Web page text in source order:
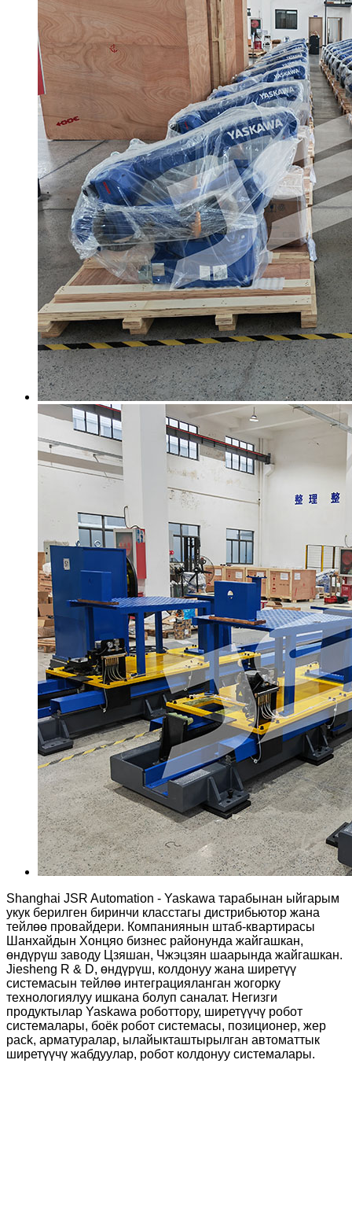
Shanghai JSR Automation - Yaskawa тарабынан ыйгарым
укук берилген биринчи класстагы дистрибьютор жана
тейлөө провайдери. Компаниянын штаб-квартирасы
Шанхайдын Хонцяо бизнес районунда жайгашкан,
өндүрүш заводу Цзяшан, Чжэцзян шаарында жайгашкан.
Jiesheng R & D, өндүрүш, колдонуу жана ширетүү
системасын тейлөө интеграцияланган жогорку
технологиялуу ишкана болуп саналат. Негизги
продуктылар Yaskawa роботтору, ширетүүчү робот
системалары, боёк робот системасы, позиционер, жер
раck, арматуралар, ылайыкташтырылган автоматтык
ширетүүчү жабдуулар, робот колдонуу системалары.